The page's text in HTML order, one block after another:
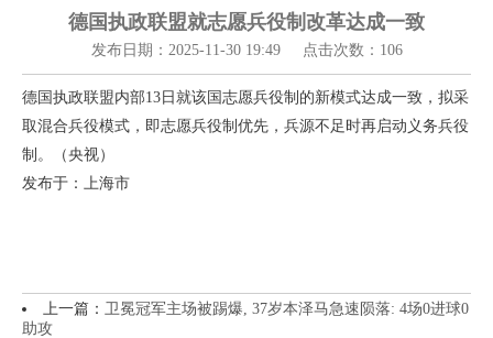
德国执政联盟就志愿兵役制改革达成一致
发布日期：2025-11-30 19:49 点击次数：106
德国执政联盟内部13日就该国志愿兵役制的新模式达成一致，拟采
取混合兵役模式，即志愿兵役制优先，兵源不足时再启动义务兵役
制。（央视）
发布于：上海市
上一篇： 卫冕冠军主场被踢爆, 37岁本泽马急速陨落: 4场0进球0
助攻